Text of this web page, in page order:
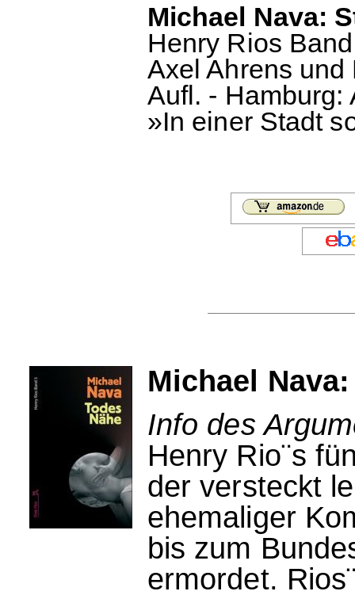
Michael Nava:
Henry Rios
Axel Ahrens
Aufl. - Hamburg:
»In einer Stadt
Michael
Info des
Henry Rio¨s
der versteckt
ehemaliger
bis zum
ermordet.